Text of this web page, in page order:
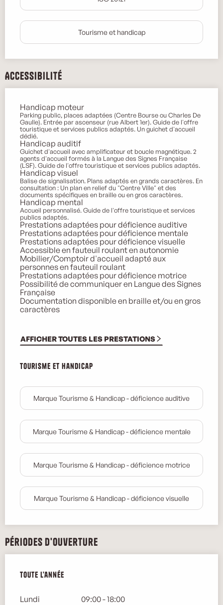
Tourisme et handicap
Accessibilité
Handicap moteur
Parking public, places adaptées (Centre Bourse ou Charles De
Gaulle). Entrée par ascenseur (rue Albert 1er). Guide de l'offre
touristique et services publics adaptés. Un guichet d'accueil
dédié.
Handicap auditif
Guichet d'accueil avec amplificateur et boucle magnétique. 2
agents d'accueil formés à la Langue des Signes Française
(LSF). Guide de l'offre touristique et services publics adaptés.
Handicap visuel
Balise de signalisation. Plans adaptés en grands caractères. En
consultation : Un plan en relief du "Centre Ville" et des
documents spécifiques en braille ou en gros caractères.
Handicap mental
Accueil personnalisé. Guide de l'offre touristique et services
publics adaptés.
Prestations adaptées pour déficience auditive
Prestations adaptées pour déficience mentale
Prestations adaptées pour déficience visuelle
Accessible en fauteuil roulant en autonomie
Mobilier/Comptoir d'accueil adapté aux
personnes en fauteuil roulant
Prestations adaptées pour déficience motrice
Possibilité de communiquer en Langue des Signes
Française
Documentation disponible en braille et/ou en gros
caractères
AFFICHER TOUTES LES PRESTATIONS
Tourisme et handicap
Tourisme et handicap
Marque Tourisme & Handicap - déficience auditive
Marque Tourisme & Handicap - déficience mentale
Marque Tourisme & Handicap - déficience motrice
Marque Tourisme & Handicap - déficience visuelle
Périodes d'ouverture
Toute l'année
Toute l'année
Lundi 09:00 - 18:00